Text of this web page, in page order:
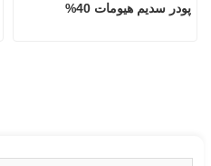
پودر سدیم هیومات 40%